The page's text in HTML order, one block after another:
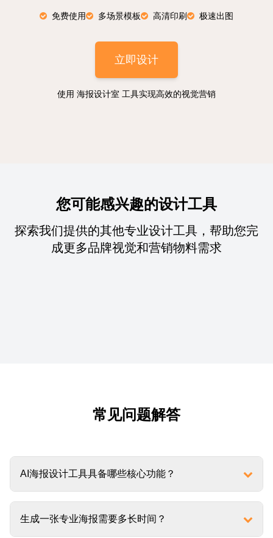
免费使用 多场景模板 高清印刷 极速出图
立即设计
使用 海报设计室 工具实现高效的视觉营销
您可能感兴趣的设计工具
探索我们提供的其他专业设计工具，帮助您完
成更多品牌视觉和营销物料需求
常见问题解答
AI海报设计工具具备哪些核心功能？
生成一张专业海报需要多长时间？